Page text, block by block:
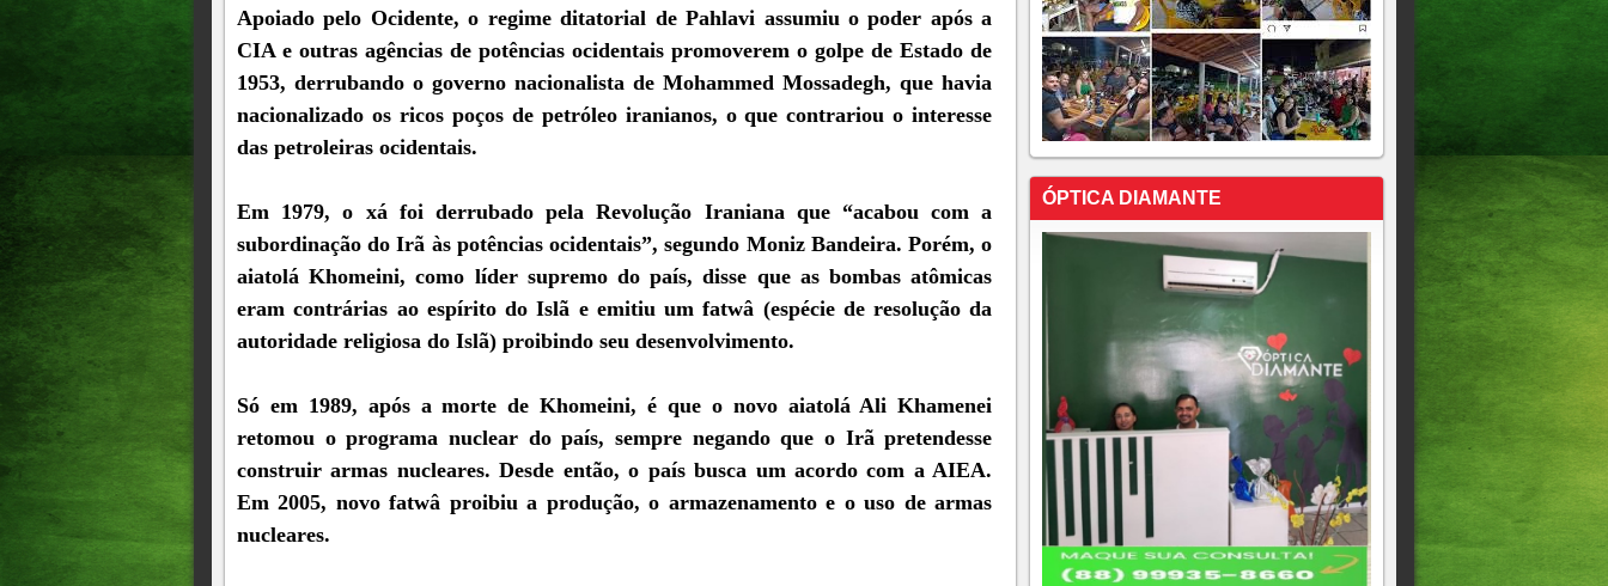
Apoiado pelo Ocidente, o regime ditatorial de Pahlavi assumiu o poder após a
CIA e outras agências de potências ocidentais promoverem o golpe de Estado de
1953, derrubando o governo nacionalista de Mohammed Mossadegh, que havia
nacionalizado os ricos poços de petróleo iranianos, o que contrariou o interesse
das petroleiras ocidentais.
Em 1979, o xá foi derrubado pela Revolução Iraniana que “acabou com a
subordinação do Irã às potências ocidentais”, segundo Moniz Bandeira. Porém, o
aiatolá Khomeini, como líder supremo do país, disse que as bombas atômicas
eram contrárias ao espírito do Islã e emitiu um fatwâ (espécie de resolução da
autoridade religiosa do Islã) proibindo seu desenvolvimento.
Só em 1989, após a morte de Khomeini, é que o novo aiatolá Ali Khamenei
retomou o programa nuclear do país, sempre negando que o Irã pretendesse
construir armas nucleares. Desde então, o país busca um acordo com a AIEA.
Em 2005, novo fatwâ proibiu a produção, o armazenamento e o uso de armas
nucleares.
ÓPTICA DIAMANTE